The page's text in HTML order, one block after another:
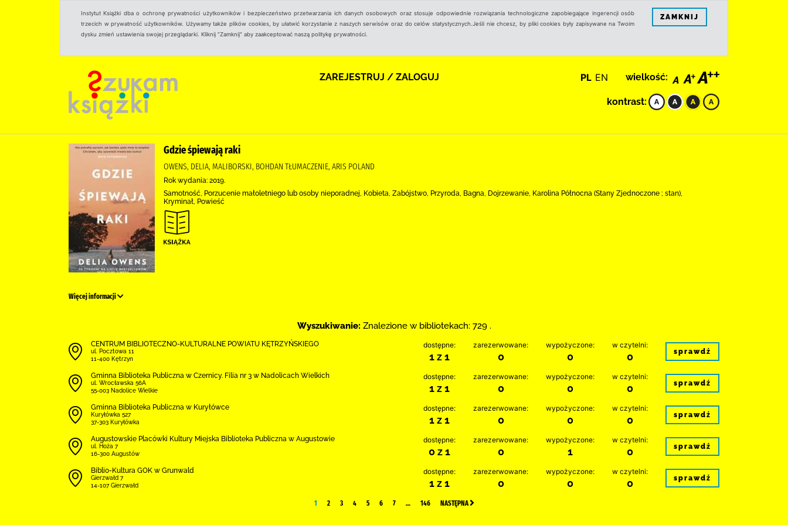
Instytut Książki dba o ochronę prywatności użytkowników i bezpieczeństwo przetwarzania ich danych osobowych oraz stosuje odpowiednie rozwiązania technologiczne zapobiegające ingerencji osób
trzecich w prywatność użytkowników. Używamy także plików cookies, by ułatwić korzystanie z naszych serwisów oraz do celów statystycznych.Jeśli nie chcesz, by pliki cookies były zapisywane na Twoim
dysku zmień ustawienia swojej przeglądarki. Kliknij "Zamknij" aby zaakceptować naszą politykę prywatności.
ZAMKNIJ
ZAREJESTRUJ / ZALOGUJ PL EN wielkość:
kontrast:
Gdzie śpiewają raki
OWENS, DELIA, MALIBORSKI, BOHDAN TŁUMACZENIE, ARIS POLAND
Rok wydania: 2019.
Samotność, Porzucenie małoletniego lub osoby nieporadnej, Kobieta, Zabójstwo, Przyroda, Bagna, Dojrzewanie, Karolina Północna (Stany Zjednoczone ; stan),
Kryminał, Powieść
Więcej informacji
Wyszukiwanie: Znalezione w bibliotekach: 729 .
CENTRUM BIBLIOTECZNO-KULTURALNE POWIATU KĘTRZYŃSKIEGO
ul. Pocztowa 11
11-400 Kętrzyn
dostępne:
1 z 1
zarezerwowane:
0
wypożyczone:
0
w czytelni:
0 sprawdź
Gminna Biblioteka Publiczna w Czernicy. Filia nr 3 w Nadolicach Wielkich
ul. Wrocławska 56A
55-003 Nadolice Wielkie
dostępne:
1 z 1
zarezerwowane:
0
wypożyczone:
0
w czytelni:
0 sprawdź
Gminna Biblioteka Publiczna w Kuryłówce
Kuryłówka 527
37-303 Kuryłówka
dostępne:
1 z 1
zarezerwowane:
0
wypożyczone:
0
w czytelni:
0 sprawdź
Augustowskie Placówki Kultury Miejska Biblioteka Publiczna w Augustowie
ul. Hoża 7
16-300 Augustów
dostępne:
0 z 1
zarezerwowane:
0
wypożyczone:
1
w czytelni:
0 sprawdź
Biblio-Kultura GOK w Grunwald
Gierzwałd 7
14-107 Gierzwałd
dostępne:
1 z 1
zarezerwowane:
0
wypożyczone:
0
w czytelni:
0 sprawdź
1 2 3 4 5 6 7 … 146 NASTĘPNA